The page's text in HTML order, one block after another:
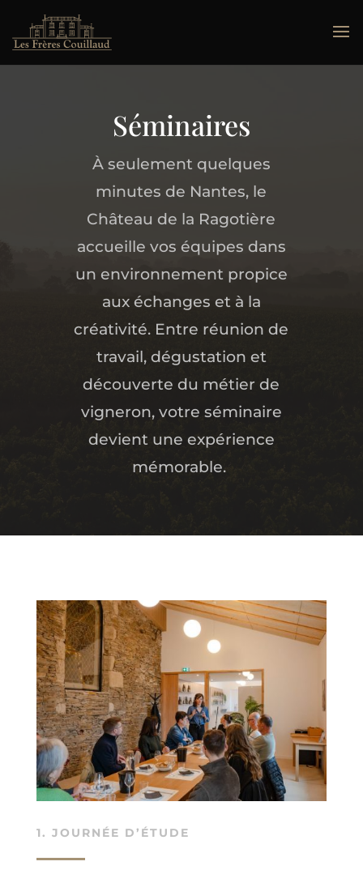
Séminaires
À seulement quelques
minutes de Nantes, le
Château de la Ragotière
accueille vos équipes dans
un environnement propice
aux échanges et à la
créativité. Entre réunion de
travail, dégustation et
découverte du métier de
vigneron, votre séminaire
devient une expérience
mémorable.
1. JOURNÉE D’ÉTUDE